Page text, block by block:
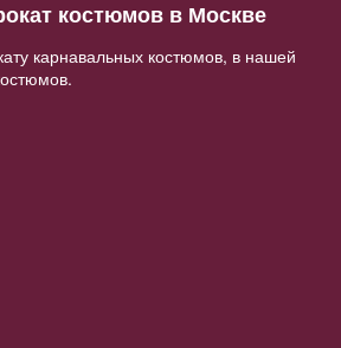
костюмов в Москве
карнавальных костюмов, в нашей